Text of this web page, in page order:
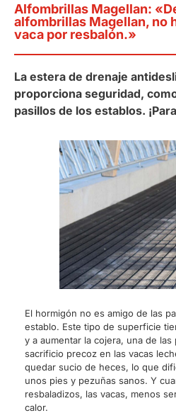
Alfombrillas Magellan:
alfombrillas Magellan, no
vaca por resbalón.»
La estera de drenaje
proporciona seguridad,
pasillos de los establos.
El hormigón no es amigo de las
establo. Este tipo de superficie
y a aumentar la cojera, una de las
sacrificio precoz en las vacas
quedar sucio de heces, lo que
unos pies y pezuñas sanos. Y
resbaladizos, las vacas, menos
calor.